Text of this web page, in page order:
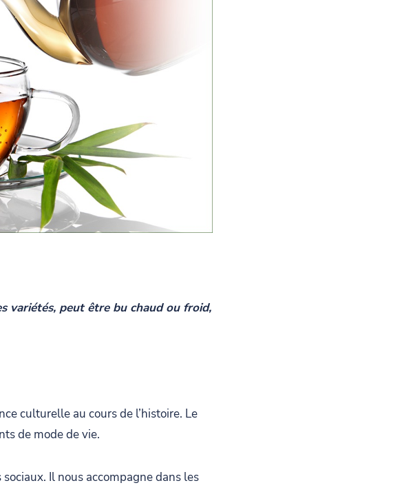
variétés, peut être bu chaud ou froid,
culturelle au cours de l’histoire. Le
de mode de vie.
Il nous accompagne dans les